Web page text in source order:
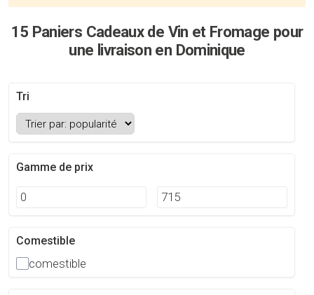
15 Paniers Cadeaux de Vin et Fromage pour
une livraison en Dominique
Tri
Gamme de prix
Comestible
comestible